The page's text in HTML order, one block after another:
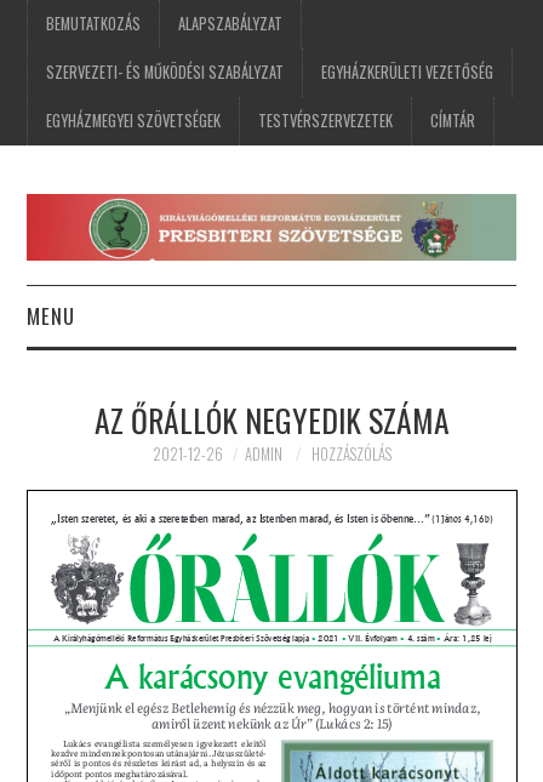
BEMUTATKOZÁS ALAPSZABÁLYZAT
SZERVEZETI- ÉS MŰKÖDÉSI SZABÁLYZAT EGYHÁZKERÜLETI VEZETŐSÉG
EGYHÁZMEGYEI SZÖVETSÉGEK TESTVÉRSZERVEZETEK CÍMTÁR
MENU
HÍREK
ESEMÉNYNAPTÁR
PRESBITERKÉPZÉS
ŐRÁLLÓK
KAPCSOLAT
AZ ŐRÁLLÓK NEGYEDIK SZÁMA
2021-12-26 ADMIN HOZZÁSZÓLÁS